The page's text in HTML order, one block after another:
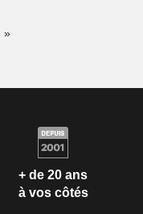
+ de 20 ans
à vos côtés